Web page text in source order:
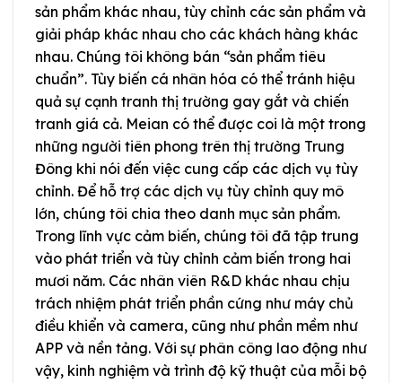
sản phẩm khác nhau, tùy chỉnh các sản phẩm và
giải pháp khác nhau cho các khách hàng khác
nhau. Chúng tôi không bán “sản phẩm tiêu
chuẩn”. Tùy biến cá nhân hóa có thể tránh hiệu
quả sự cạnh tranh thị trường gay gắt và chiến
tranh giá cả. Meian có thể được coi là một trong
những người tiên phong trên thị trường Trung
Đông khi nói đến việc cung cấp các dịch vụ tùy
chỉnh. Để hỗ trợ các dịch vụ tùy chỉnh quy mô
lớn, chúng tôi chia theo danh mục sản phẩm.
Trong lĩnh vực cảm biến, chúng tôi đã tập trung
vào phát triển và tùy chỉnh cảm biến trong hai
mươi năm. Các nhân viên R&D khác nhau chịu
trách nhiệm phát triển phần cứng như máy chủ
điều khiển và camera, cũng như phần mềm như
APP và nền tảng. Với sự phân công lao động như
vậy, kinh nghiệm và trình độ kỹ thuật của mỗi bộ